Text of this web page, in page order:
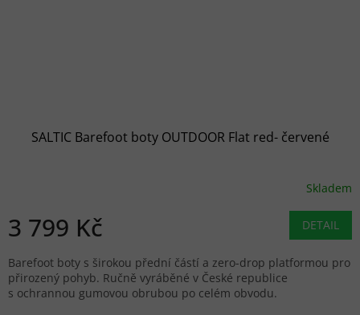
SALTIC Barefoot boty OUTDOOR Flat red- červené
Skladem
3 799 Kč DETAIL
Barefoot boty s širokou přední částí a zero-drop platformou pro
přirozený pohyb. Ručně vyráběné v České republice
s ochrannou gumovou obrubou po celém obvodu.